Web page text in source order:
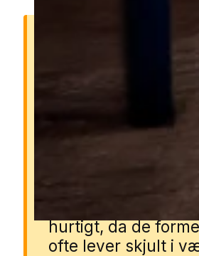
Derfor er
Mus kan sprede
gennem deres
pels. De gnaver i
kortslutninger,
skader. Et
hurtigt, da de
ofte lever skjult i